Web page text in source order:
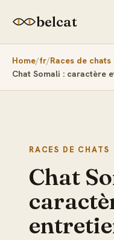
belcat
Home fr Races de
Chat Somali : caractère
RACES DE CHATS
Chat